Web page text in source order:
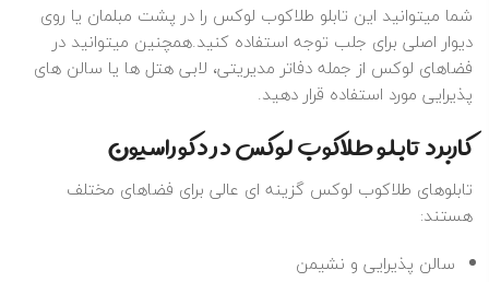
شما میتوانید این تابلو طلاکوب لوکس را در پشت مبلمان یا روی
دیوار اصلی برای جلب توجه استفاده کنید.همچنین میتوانید در
فضاهای لوکس از جمله دفاتر مدیریتی، لابی هتل‌ ها یا سالن‌ های
پذیرایی مورد استفاده قرار دهید.
کاربرد تابلو طلاکوب لوکس در دکوراسیون
تابلوهای طلاکوب لوکس گزینه‌ ای عالی برای فضاهای مختلف
هستند:
سالن پذیرایی و نشیمن